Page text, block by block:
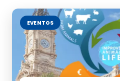
EVENTOS